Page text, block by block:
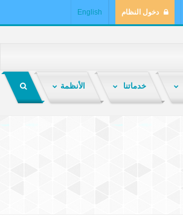
دخول النظام English
خدماتنا الأنظمة